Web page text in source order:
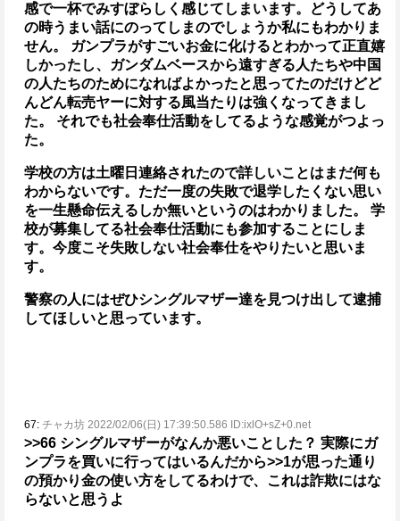
感で一杯でみすぼらしく感じてしまいます。どうしてあ
の時うまい話にのってしまのでしょうか私にもわかりま
せん。
ガンプラがすごいお金に化けるとわかって正直嬉
しかったし、ガンダムベースから遠すぎる人たちや中国
の人たちのためになればよかったと思ってたのだけどど
んどん転売ヤーに対する風当たりは強くなってきまし
た。 それでも社会奉仕活動をしてるような感覚がつよっ
た。
学校の方は土曜日連絡されたので詳しいことはまだ何も
わからないです。ただ一度の失敗で退学したくない思い
を一生懸命伝えるしか無いというのはわかりました。 学
校が募集してる社会奉仕活動にも参加することにしま
す。今度こそ失敗しない社会奉仕をやりたいと思いま
す。
警察の人にはぜひシングルマザー達を見つけ出して逮捕
してほしいと思っています。
67: チャカ坊 2022/02/06(日) 17:39:50.586 ID:ixlO+sZ+0.net
>>66 シングルマザーがなんか悪いことした？ 実際にガ
ンプラを買いに行ってはいるんだから>>1が思った通り
の預かり金の使い方をしてるわけで、これは詐欺にはな
らないと思うよ